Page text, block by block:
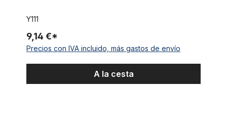
Y111
9,14 €*
Precios con IVA incluido, más gastos de envío
A la cesta